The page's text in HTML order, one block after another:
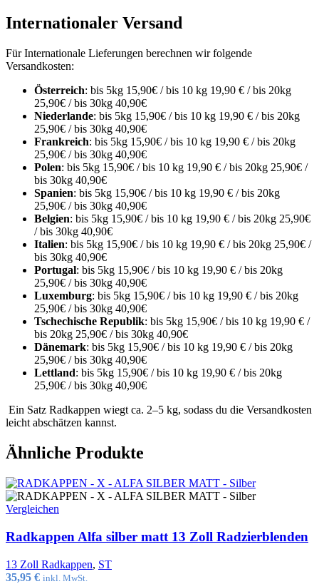
Internationaler Versand
Für Internationale Lieferungen berechnen wir folgende
Versandkosten:
Österreich: bis 5kg 15,90€ / bis 10 kg 19,90 € / bis 20kg
25,90€ / bis 30kg 40,90€
Niederlande: bis 5kg 15,90€ / bis 10 kg 19,90 € / bis 20kg
25,90€ / bis 30kg 40,90€
Frankreich: bis 5kg 15,90€ / bis 10 kg 19,90 € / bis 20kg
25,90€ / bis 30kg 40,90€
Polen: bis 5kg 15,90€ / bis 10 kg 19,90 € / bis 20kg 25,90€ /
bis 30kg 40,90€
Spanien: bis 5kg 15,90€ / bis 10 kg 19,90 € / bis 20kg
25,90€ / bis 30kg 40,90€
Belgien: bis 5kg 15,90€ / bis 10 kg 19,90 € / bis 20kg 25,90€
/ bis 30kg 40,90€
Italien: bis 5kg 15,90€ / bis 10 kg 19,90 € / bis 20kg 25,90€ /
bis 30kg 40,90€
Portugal: bis 5kg 15,90€ / bis 10 kg 19,90 € / bis 20kg
25,90€ / bis 30kg 40,90€
Luxemburg: bis 5kg 15,90€ / bis 10 kg 19,90 € / bis 20kg
25,90€ / bis 30kg 40,90€
Tschechische Republik: bis 5kg 15,90€ / bis 10 kg 19,90 € /
bis 20kg 25,90€ / bis 30kg 40,90€
Dänemark: bis 5kg 15,90€ / bis 10 kg 19,90 € / bis 20kg
25,90€ / bis 30kg 40,90€
Lettland: bis 5kg 15,90€ / bis 10 kg 19,90 € / bis 20kg
25,90€ / bis 30kg 40,90€
Ein Satz Radkappen wiegt ca. 2–5 kg, sodass du die Versandkosten
leicht abschätzen kannst.
Ähnliche Produkte
Vergleichen
Radkappen Alfa silber matt 13 Zoll Radzierblenden
13 Zoll Radkappen, ST
35,95 € inkl. MwSt.